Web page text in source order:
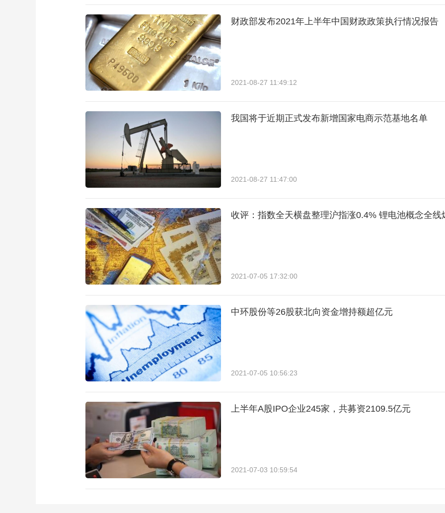
财政部发布2021年上半年中国财政政策执行情况报告
2021-08-27 11:49:12
我国将于近期正式发布新增国家电商示范基地名单
2021-08-27 11:47:00
收评：指数全天横盘整理沪指涨0.4% 锂电池概念全线
2021-07-05 17:32:00
中环股份等26股获北向资金增持额超亿元
2021-07-05 10:56:23
上半年A股IPO企业245家，共募资2109.5亿元
2021-07-03 10:59:54